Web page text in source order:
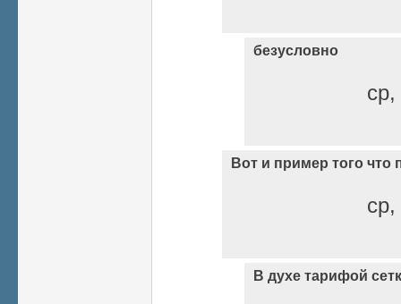
безусловно
Вот и пример того что
В духе тарифой